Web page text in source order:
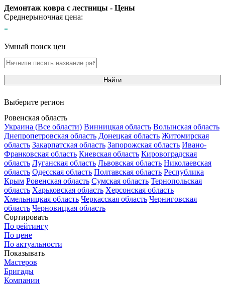
Демонтаж ковра с лестницы - Цены
Среднерыночная цена:
-
Умный поиск цен
Найти
Выберите регион
Ровенская область
Украина (Все области) Винницкая область Волынская область
Днепропетровская область Донецкая область Житомирская
область Закарпатская область Запорожская область Ивано-
Франковская область Киевская область Кировоградская
область Луганская область Львовская область Николаевская
область Одесская область Полтавская область Республика
Крым Ровенская область Сумская область Тернопольская
область Харьковская область Херсонская область
Хмельницкая область Черкасская область Черниговская
область Черновицкая область
Сортировать
По рейтингу
По цене
По актуальности
Показывать
Мастеров
Бригады
Компании